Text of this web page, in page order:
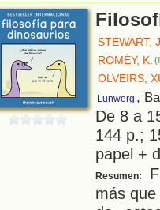
STEWART,
ROMÉY, K.
OLVEIRS,
Lunwerg ,
De 8 a
144 p.;
papel +
Resumen:
más